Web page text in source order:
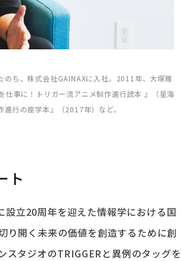
ち、株式会社GAINAXに入社。2011年、大塚雅
仕事に！トリガー流アニメ制作進行読本 』（星海
行の座学本』（2017年）など。
ト
立20周年を迎えた情報学における国
り開く未来の価値を創造するために創
タジオのTRIGGERと異例のタッグを